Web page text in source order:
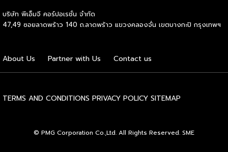
โอลิมปิก ซึ่งรูปแบบการแข่งขันจะเป็นมาตรฐานเดียวกันทั่วโลก
คือวิ่งสลับกับสถานีออกกำลังกาย 8 จุด ระยะทางรวม 8
บริษัท พีเอ็มจี คอร์ปอเรชั่น จำกัด
47,49 ซอยลาดพร้าว 140 ถ.ลาดพร้าว แขวงคลองจั่น เขตบางกะปิ กรุงเทพฯ
About Us Partner with Us Contact us
TERMS AND CONDITIONS PRIVACY POLICY SITEMAP
© PMG Corporation Co.,Ltd. All Rights Reserved. SME